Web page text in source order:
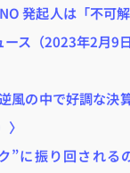
発起人は「不可
ス（2023年2月9日
風の中で好調な決
”に振り回される